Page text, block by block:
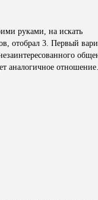
руками, на искать
отобрал 3. Первый
аналогичное